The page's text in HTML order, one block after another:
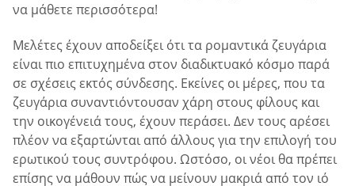
να μάθετε περισσότερα!
Μελέτες έχουν αποδείξει ότι τα ρομαντικά ζευγάρια
είναι πιο επιτυχημένα στον διαδικτυακό κόσμο παρά
σε σχέσεις εκτός σύνδεσης. Εκείνες οι μέρες, που τα
ζευγάρια συναντιόντουσαν χάρη στους φίλους και
την οικογένειά τους, έχουν περάσει. Δεν τους αρέσει
πλέον να εξαρτώνται από άλλους για την επιλογή του
ερωτικού τους συντρόφου. Ωστόσο, οι νέοι θα πρέπει
επίσης να μάθουν πώς να μείνουν μακριά από τον ιό